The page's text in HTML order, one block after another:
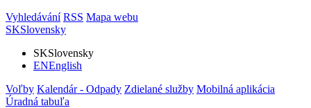
Vyhledávání RSS Mapa webu
SKSlovensky
SKSlovensky
ENEnglish
Voľby Kalendár - Odpady Zdielané služby Mobilná aplikácia
Úradná tabuľa